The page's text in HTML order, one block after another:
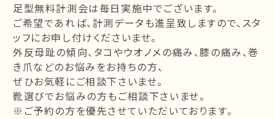
足型無料計測会は毎日実施中でございます。
ご希望であれば、計測データも進呈致しますので、スタ
ッフにお申し付けくださいませ。
外反母趾の傾向、タコやウオノメの痛み、膝の痛み、巻
き爪などのお悩みをお持ちの方、
ぜひお気軽にご相談下さいませ。
靴選びでお悩みの方もご相談下さいませ。
※ご予約の方を優先させていただいております。